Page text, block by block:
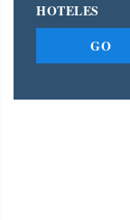
HOTELES
GO